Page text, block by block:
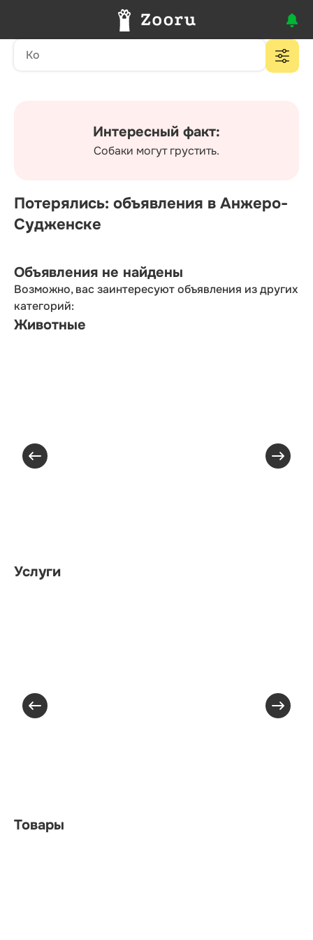
Интересный факт:
Собаки могут грустить.
Потерялись: объявления в Анжеро-
Судженске
Объявления не найдены
Возможно, вас заинтересуют объявления из других
категорий:
Животные
Услуги
Товары